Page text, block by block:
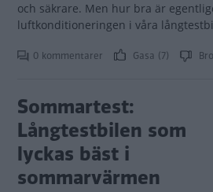
och säkrare. Men hur bra är
luftkonditioneringen i våra
0 kommentarer Gasa (7)
Sommartest:
Långtestbilen som
lyckas bäst i
sommarvärmen